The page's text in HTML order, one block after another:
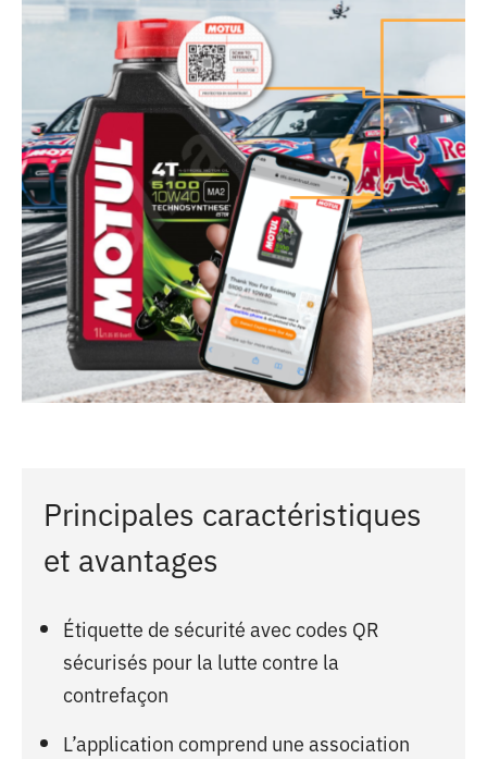
Principales caractéristiques
et avantages
Étiquette de sécurité avec codes QR
sécurisés pour la lutte contre la
contrefaçon
L’application comprend une association